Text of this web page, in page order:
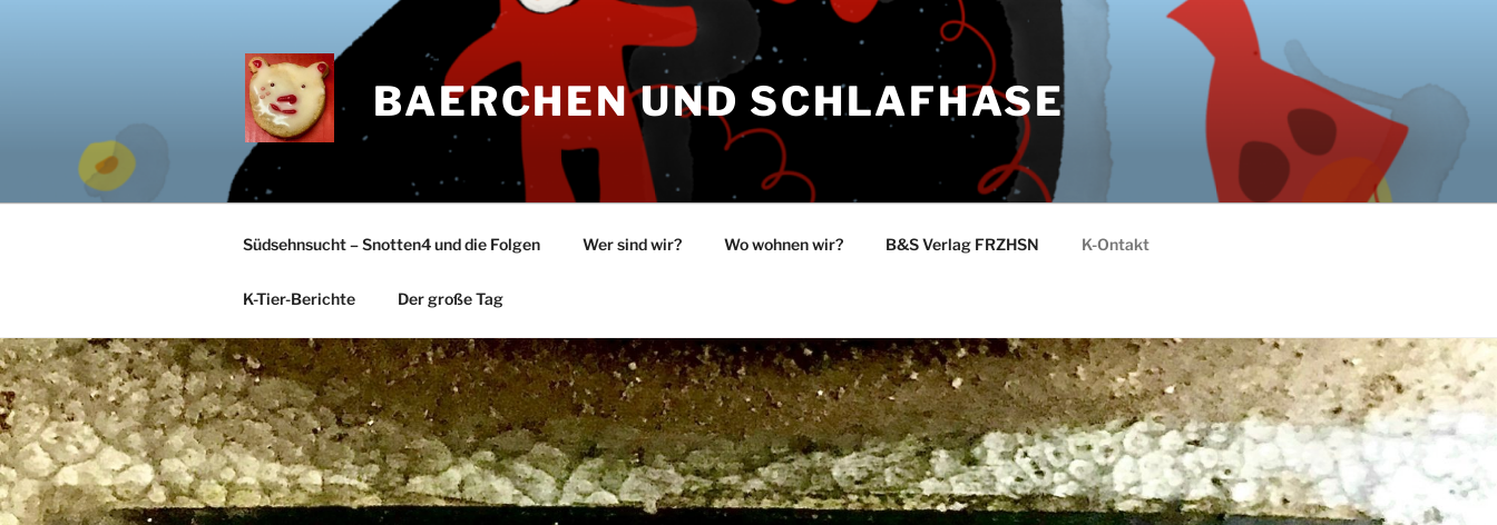
BAERCHEN UND SCHLAFHASE
Südsehnsucht – Snotten4 und die Folgen Wer sind wir? Wo wohnen wir? B&S Verlag FRZHSN K-Ontakt
K-Tier-Berichte Der große Tag